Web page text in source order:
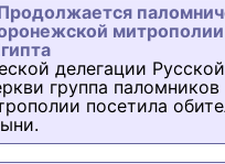
делегации Русской
группа паломников
посетила